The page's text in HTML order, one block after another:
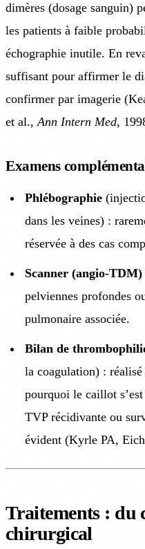
dimères (dosage sanguin)
les patients à faible
échographie inutile. En
suffisant pour affirmer le
confirmer par imagerie
et al.,Ann Intern Med,
Examens
Phlébographie
dans les veines) :
réservée à des cas
Scanner (angio-TDM)
pelviennes profondes
pulmonaire associée.
Bilan de
la coagulation) :
pourquoi le caillot
TVP récidivante ou
évident (Kyrle PA,
Traitements : du
chirurgical